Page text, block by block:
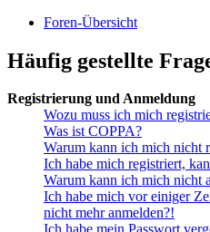
Foren-Übersicht
Häufig gestellte
Registrierung und Anmeldung
Wozu muss ich mich
Was ist COPPA?
Warum kann ich mich nicht
Ich habe mich registriert,
Warum kann ich mich nicht
Ich habe mich vor einiger
nicht mehr anmelden?!